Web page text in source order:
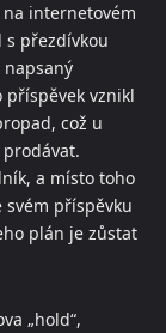
internetovém
s přezdívkou
příspěvek vznikl
což u
a místo toho
svém příspěvku
plán je zůstat
„hold“,